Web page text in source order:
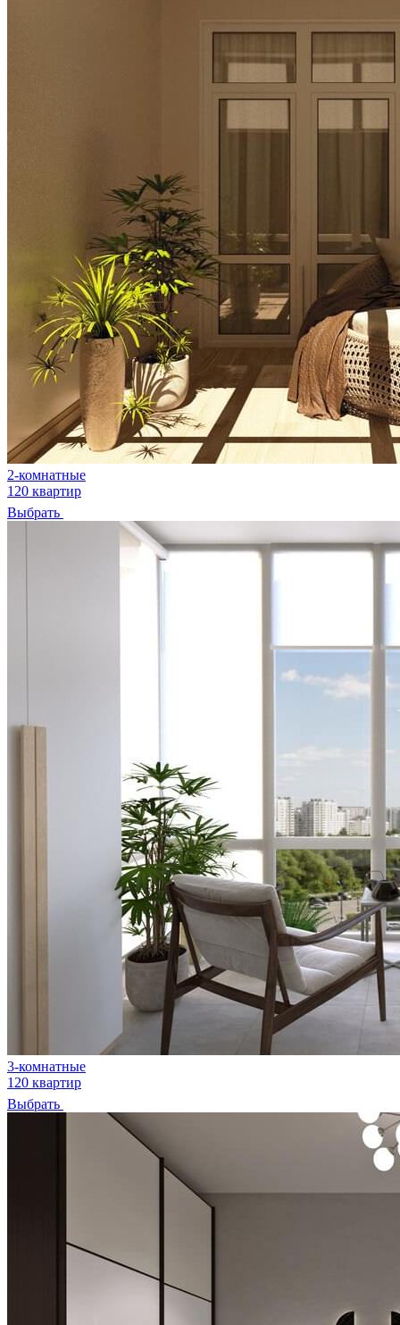
2-комнатные
120 квартир
Выбрать
3-комнатные
120 квартир
Выбрать